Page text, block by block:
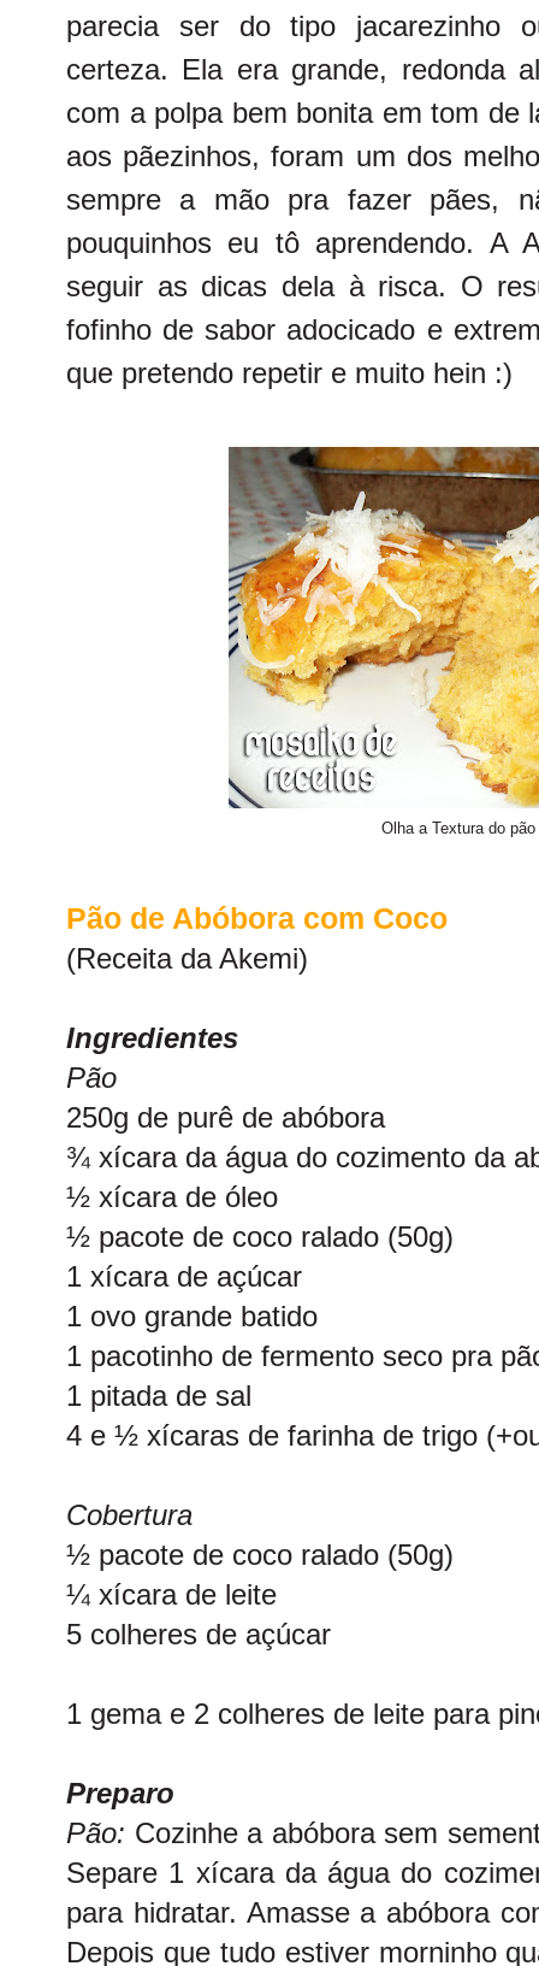
parecia ser do tipo jacarezinho
certeza. Ela era grande, redonda
com a polpa bem bonita em tom de
aos pãezinhos, foram um dos
sempre a mão pra fazer pães,
pouquinhos eu tô aprendendo. A
seguir as dicas dela à risca. O
fofinho de sabor adocicado e
que pretendo repetir e muito hein :)
Olha a Textura do
Pão de Abóbora com Coco
(Receita daAkemi)
Ingredientes
Pão
250g de purê de abóbora
¾ xícara da água do cozimento da
½ xícara de óleo
½ pacote de coco ralado (50g)
1 xícara de açúcar
1 ovo grande batido
1 pacotinho de fermento seco pra
1 pitada de sal
4 e ½ xícaras de farinha de trigo
Cobertura
½ pacote de coco ralado (50g)
¼ xícara de leite
5 colheres de açúcar
1 gema e 2 colheres de leite para
Preparo
Pão: Cozinhe a abóbora sem
Separe 1 xícara da água do
para hidratar. Amasse a abóbora
Depois que tudo estiver morninho